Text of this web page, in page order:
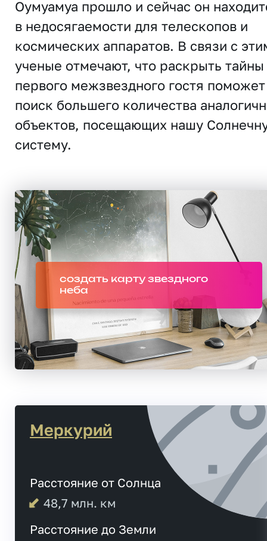
Оумуамуа прошло и сейчас он
в недосягаемости для телескопов и
космических аппаратов. В связи с
ученые отмечают, что раскрыть тайны
первого межзвездного гостя поможет
поиск большего количества
объектов, посещающих нашу
систему.
создать карту звездного
неба
Меркурий
Расстояние от Солнца
48,7 млн. км
Расстояние до Земли